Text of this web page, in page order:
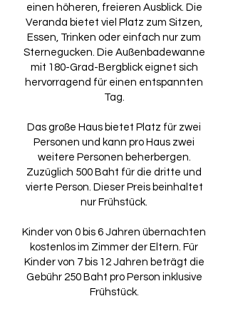
einen höheren, freieren Ausblick. Die
Veranda bietet viel Platz zum Sitzen,
Essen, Trinken oder einfach nur zum
Sternegucken. Die Außenbadewanne
mit 180-Grad-Bergblick eignet sich
hervorragend für einen entspannten
Tag.
Das große Haus bietet Platz für zwei
Personen und kann pro Haus zwei
weitere Personen beherbergen.
Zuzüglich 500 Baht für die dritte und
vierte Person. Dieser Preis beinhaltet
nur Frühstück.
Kinder von 0 bis 6 Jahren übernachten
kostenlos im Zimmer der Eltern. Für
Kinder von 7 bis 12 Jahren beträgt die
Gebühr 250 Baht pro Person inklusive
Frühstück.